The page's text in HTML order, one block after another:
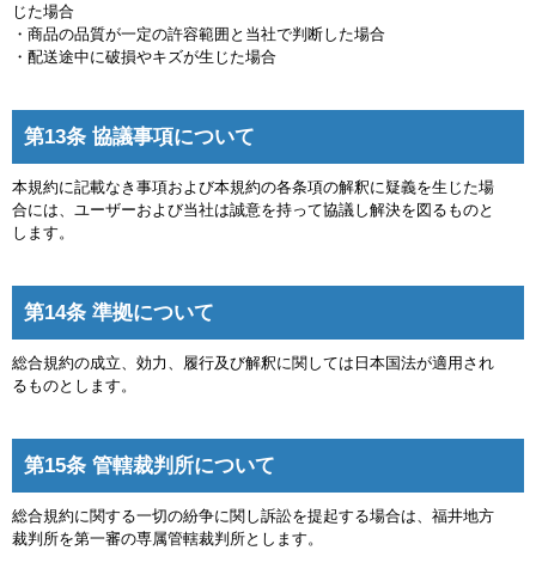
じた場合
・商品の品質が一定の許容範囲と当社で判断した場合
・配送途中に破損やキズが生じた場合
第13条 協議事項について
本規約に記載なき事項および本規約の各条項の解釈に疑義を生じた場
合には、ユーザーおよび当社は誠意を持って協議し解決を図るものと
します。
第14条 準拠について
総合規約の成立、効力、履行及び解釈に関しては日本国法が適用され
るものとします。
第15条 管轄裁判所について
総合規約に関する一切の紛争に関し訴訟を提起する場合は、福井地方
裁判所を第一審の専属管轄裁判所とします。